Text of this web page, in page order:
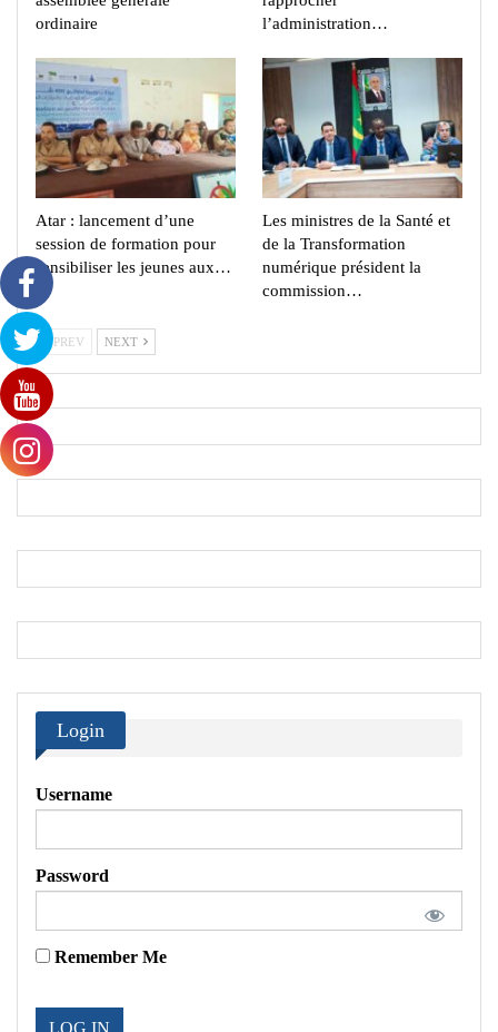
ordinaire
l’administration…
Atar : lancement d’une
session de formation pour
sensibiliser les jeunes aux…
Les ministres de la Santé et
de la Transformation
numérique président la
commission…
PREV NEXT
Login
Username
Password
Remember Me